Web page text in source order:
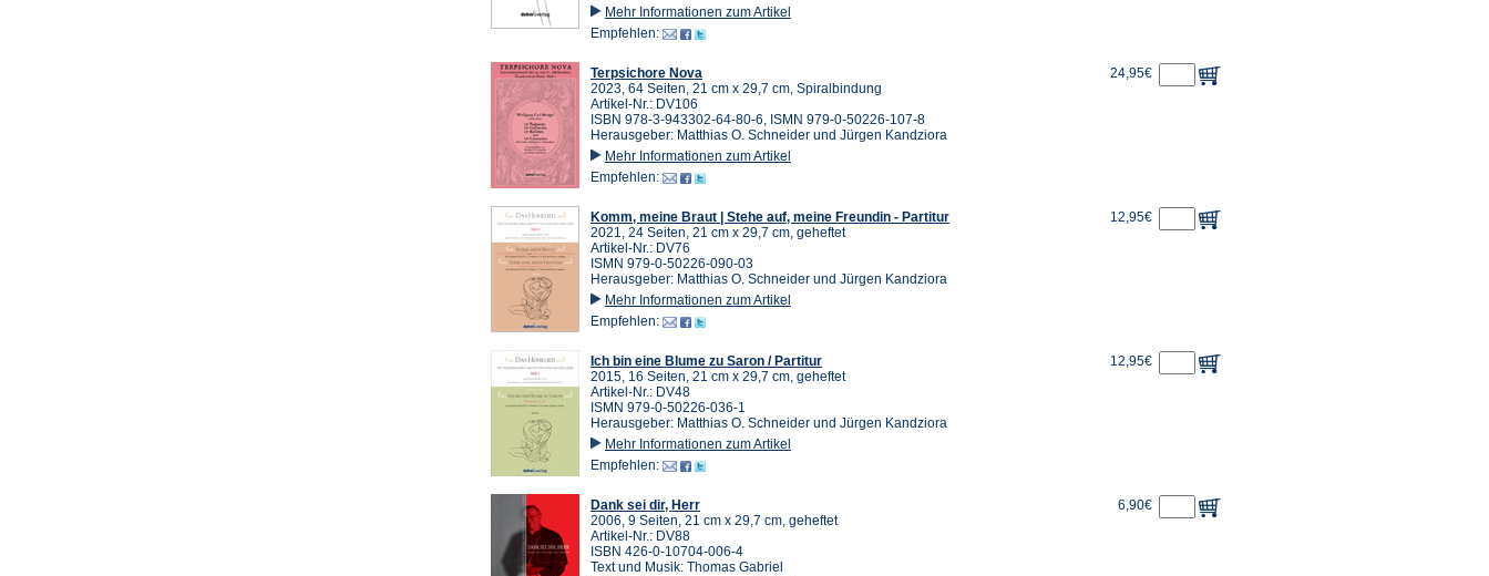
Mehr Informationen zum Artikel
Empfehlen:
Terpsichore Nova
2023, 64 Seiten, 21 cm x 29,7 cm, Spiralbindung
Artikel-Nr.: DV106
ISBN 978-3-943302-64-80-6, ISMN 979-0-50226-107-8
Herausgeber: Matthias O. Schneider und Jürgen Kandziora
Mehr Informationen zum Artikel
Empfehlen:
24,95€
Komm, meine Braut | Stehe auf, meine Freundin - Partitur
2021, 24 Seiten, 21 cm x 29,7 cm, geheftet
Artikel-Nr.: DV76
ISMN 979-0-50226-090-03
Herausgeber: Matthias O. Schneider und Jürgen Kandziora
Mehr Informationen zum Artikel
Empfehlen:
12,95€
Ich bin eine Blume zu Saron / Partitur
2015, 16 Seiten, 21 cm x 29,7 cm, geheftet
Artikel-Nr.: DV48
ISMN 979-0-50226-036-1
Herausgeber: Matthias O. Schneider und Jürgen Kandziora
Mehr Informationen zum Artikel
Empfehlen:
12,95€
Dank sei dir, Herr
2006, 9 Seiten, 21 cm x 29,7 cm, geheftet
Artikel-Nr.: DV88
ISBN 426-0-10704-006-4
Text und Musik: Thomas Gabriel
6,90€